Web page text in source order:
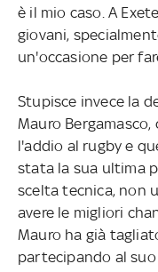
è il mio caso. A
giovani,
un'occasione per
Stupisce invece la
Mauro
l'addio al rugby e
stata la sua ultima
scelta tecnica, non
avere le migliori
Mauro ha già
partecipando al